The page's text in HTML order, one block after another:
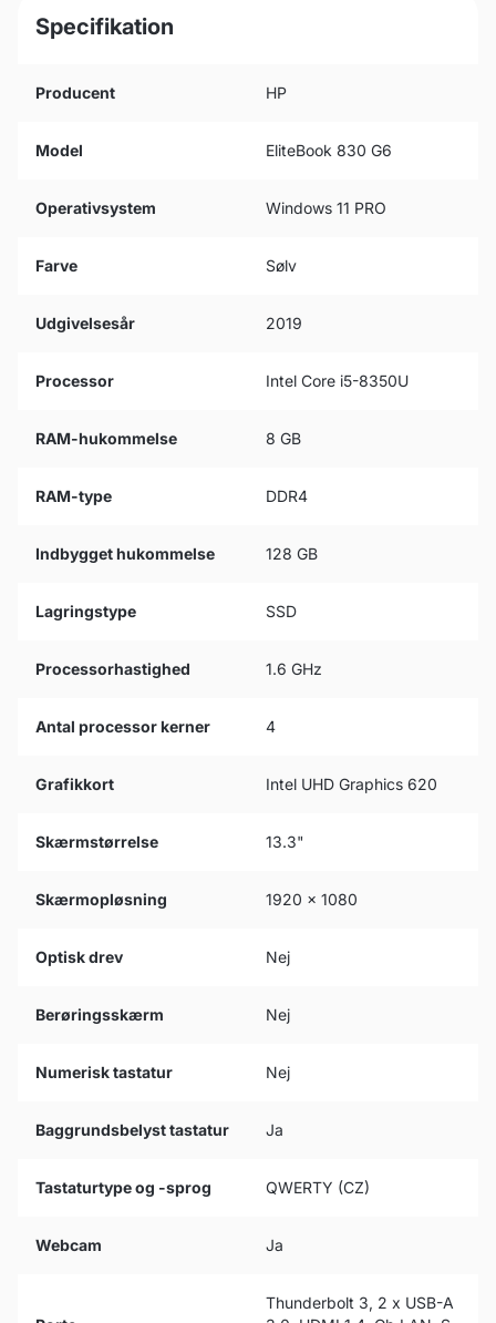
Specifikation
Producent HP
Model EliteBook 830 G6
Operativsystem Windows 11 PRO
Farve Sølv
Udgivelsesår 2019
Processor Intel Core i5-8350U
RAM-hukommelse 8 GB
RAM-type DDR4
Indbygget hukommelse 128 GB
Lagringstype SSD
Processorhastighed 1.6 GHz
Antal processor kerner 4
Grafikkort Intel UHD Graphics 620
Skærmstørrelse 13.3"
Skærmopløsning 1920 x 1080
Optisk drev Nej
Berøringsskærm Nej
Numerisk tastatur Nej
Baggrundsbelyst tastatur Ja
Tastaturtype og -sprog QWERTY (CZ)
Webcam Ja
Thunderbolt 3, 2 x USB-A